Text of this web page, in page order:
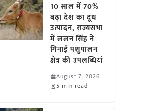
10 साल में 70%
बढ़ा देश का दूध
उत्पादन, राज्यसभा
में ललन सिंह ने
गिनाईं पशुपालन
क्षेत्र की उपलब्धियां
August 7, 2026
5 min read